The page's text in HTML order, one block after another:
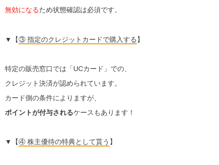
無効になるため状態確認は必須です。
▼【③ 指定のクレジットカードで購入する 】
特定の販売窓口では「UCカード」での、
クレジット決済が認められています。
カード側の条件によりますが、
ポイントが付与されるケースもあります！
▼【④ 株主優待の特典として貰う 】